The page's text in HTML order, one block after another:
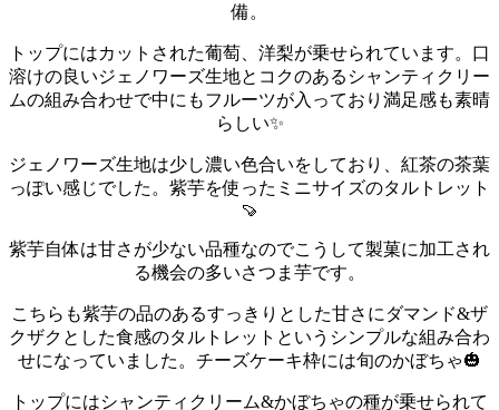
備。
トップにはカットされた葡萄、洋梨が乗せられています。口
溶けの良いジェノワーズ生地とコクのあるシャンティクリー
ムの組み合わせで中にもフルーツが入っており満足感も素晴
らしい✨
ジェノワーズ生地は少し濃い色合いをしており、紅茶の茶葉
っぽい感じでした。 紫芋を使ったミニサイズのタルトレット
🍠
紫芋自体は甘さが少ない品種なのでこうして製菓に加工され
る機会の多いさつま芋です。
こちらも紫芋の品のあるすっきりとした甘さにダマンド&ザ
クザクとした食感のタルトレットというシンプルな組み合わ
せになっていました。 チーズケーキ枠には旬のかぼちゃ🎃
トップにはシャンティクリーム&かぼちゃの種が乗せられて